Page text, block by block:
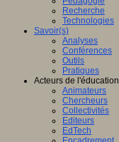
Recherche
Technologies
Savoir(s)
Analyses
Conférences
Outils
Pratiques
Acteurs de l'éducation
Animateurs
Chercheurs
Collectivités
Editeurs
EdTech